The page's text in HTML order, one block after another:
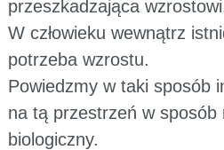
przeszkadzająca
W człowieku wewnątrz
potrzeba wzrostu.
Powiedzmy w taki sposób
na tą przestrzeń w sposób
biologiczny.